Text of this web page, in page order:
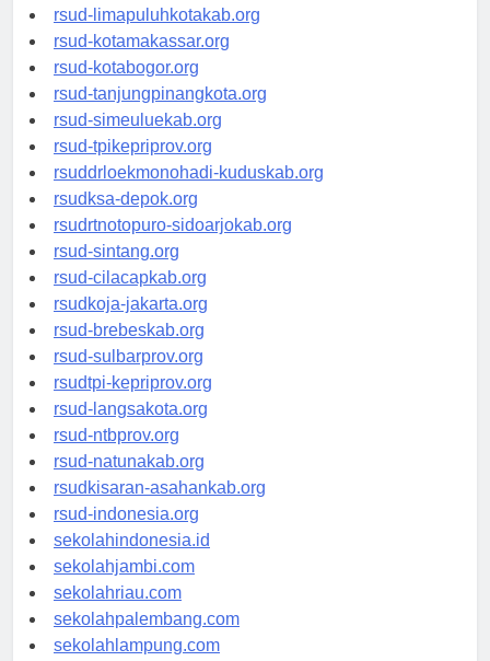
rsud-pasuruankota.org
rsud-limapuluhkotakab.org
rsud-kotamakassar.org
rsud-kotabogor.org
rsud-tanjungpinangkota.org
rsud-simeuluekab.org
rsud-tpikepriprov.org
rsuddrloekmonohadi-kuduskab.org
rsudksa-depok.org
rsudrtnotopuro-sidoarjokab.org
rsud-sintang.org
rsud-cilacapkab.org
rsudkoja-jakarta.org
rsud-brebeskab.org
rsud-sulbarprov.org
rsudtpi-kepriprov.org
rsud-langsakota.org
rsud-ntbprov.org
rsud-natunakab.org
rsudkisaran-asahankab.org
rsud-indonesia.org
sekolahindonesia.id
sekolahjambi.com
sekolahriau.com
sekolahpalembang.com